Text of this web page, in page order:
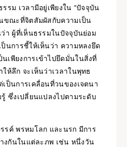
รม เวลามีอยู่เพียงใน “ปัจจุบัน
ขณะที่จิตสัมผัสกับความเป็น
า ผู้ที่เห็นธรรมในปัจจุบันย่อม
นการชี้ให้เห็นว่า ความหลงยึด
เพียงการเข้าไปยึดมั่นในสิ่งที่
ห้ลึก จะเห็นว่าเวลาในพุทธ
ป็นการเคลื่อนที่วนของเจตนา
ซึ่งเปลี่ยนแปลงไปตามระดับ
รค์ พรหมโลก และนรก มีการ
างกันในแต่ละภพ เช่น หนึ่งวัน